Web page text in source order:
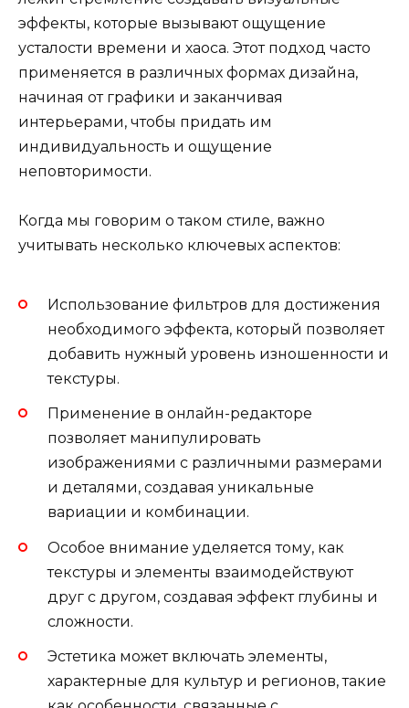
эффекты, которые вызывают ощущение
усталости времени и хаоса. Этот подход часто
применяется в различных формах дизайна,
начиная от графики и заканчивая
интерьерами, чтобы придать им
индивидуальность и ощущение
неповторимости.
Когда мы говорим о таком стиле, важно
учитывать несколько ключевых аспектов:
Использование фильтров для достижения
необходимого эффекта, который позволяет
добавить нужный уровень изношенности и
текстуры.
Применение в онлайн-редакторе
позволяет манипулировать
изображениями с различными размерами
и деталями, создавая уникальные
вариации и комбинации.
Особое внимание уделяется тому, как
текстуры и элементы взаимодействуют
друг с другом, создавая эффект глубины и
сложности.
Эстетика может включать элементы,
характерные для культур и регионов, такие